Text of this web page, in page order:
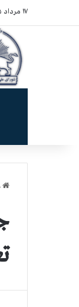
۱۷ مرداد ۱۴۰۵